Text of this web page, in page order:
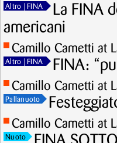
Altro | FINA
La FINA
americani
Camillo Cametti at
Altro | FINA FINA:
Camillo Cametti at
Pallanuoto
Camillo Cametti at
Nuoto